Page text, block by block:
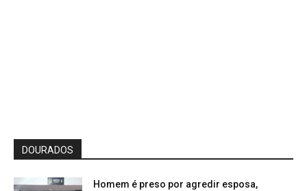
DOURADOS
Homem é preso por agredir esposa,